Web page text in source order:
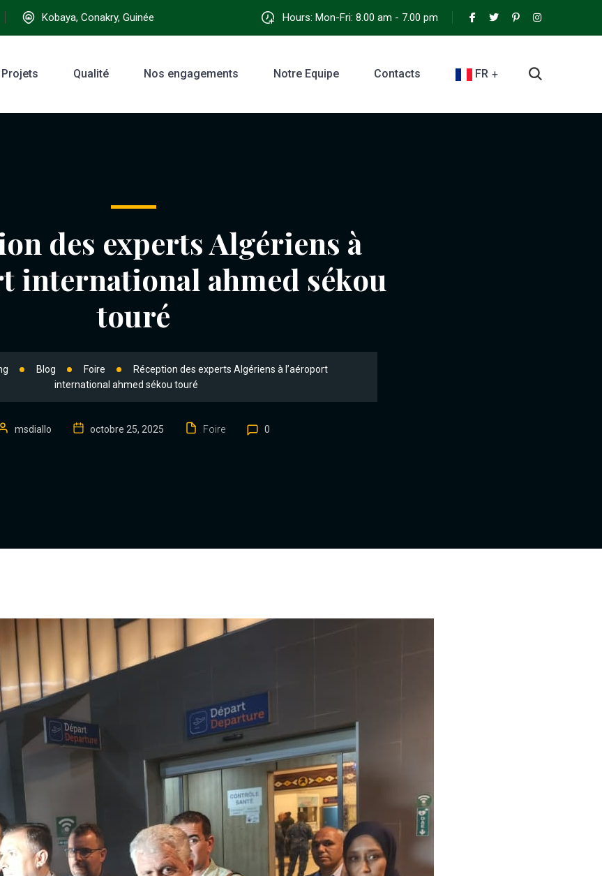
Kobaya, Conakry, Guinée Hours: Mon-Fri: 8.00 am - 7.00 pm
Projets Qualité Nos engagements Notre Equipe Contacts FR
des experts Algériens à
international ahmed sékou
touré
Blog Foire
Réception des experts Algériens à l’aéroport
international ahmed sékou touré
msdiallo octobre 25, 2025 Foire 0